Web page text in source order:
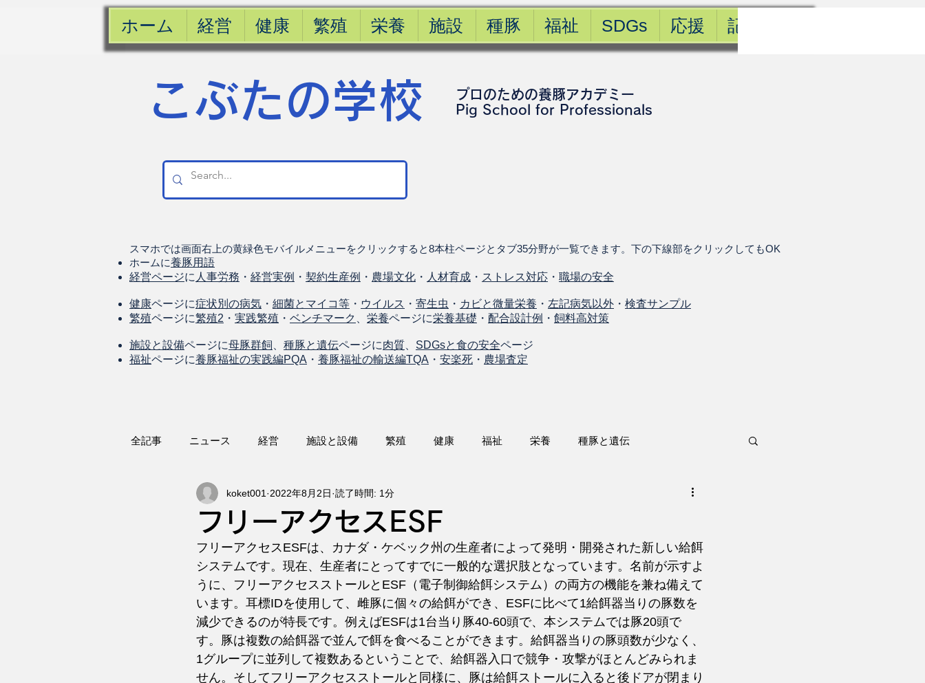
ホーム 経営 健康 繁殖 栄養 施設 種豚 福祉 SDGs 応援 記事一覧
​こぶたの学校
プロのための養豚アカデミー
​Pig School for Professionals
スマホでは画面右上の黄緑色モバイルメニューをクリックすると8本柱ページとタブ35分野が一覧できます。下の下線部をクリックしてもOK
ホームに養豚用語
経営ページに 人事労務 ・ 経営実例 ・ 契約生産例 ・ 農場文化 ・ 人材育成 ・ ストレス対応 ・ 職場の安全
健康ページに症状別の病気 ・ 細菌とマイコ等 ・ ウイルス ・ 寄生虫 ・ カビと微量栄養 ・ 左記病気以外 ・ 検査サンプル
繁殖ページに繁殖2 ・ 実践繁殖 ・ ベンチマーク 栄養ページに栄養基礎 ・ 配合設計例 ・ 飼料高対策
施設と設備ページに母豚群飼 種豚と遺伝ページに肉質 SDGsと食の安全ページ
福祉ページに養豚福祉の実践編PQA ・ 養豚福祉の輸送編TQA ・ 安楽死 ・ 農場査定
全記事 ニュース 経営 施設と設備 繁殖 健康 福祉 栄養 種豚と遺伝
フリーアクセスESF
koket001 2022年8月2日 読了時間: 1分
フリーアクセスESFは、カナダ・ケベック州の生産者によって発明・開発された新しい給餌
システムです。現在、生産者にとってすでに一般的な選択肢となっています。名前が示すよ
うに、フリーアクセスストールとESF（電子制御給餌システム）の両方の機能を兼ね備えて
います。耳標IDを使用して、雌豚に個々の給餌ができ、ESFに比べて1給餌器当りの豚数を
減少できるのが特長です。例えばESFは1台当り豚40-60頭で、本システムでは豚20頭で
す。豚は複数の給餌器で並んで餌を食べることができます。給餌器当りの豚頭数が少なく、
1グループに並列して複数あるということで、給餌器入口で競争・攻撃がほとんどみられま
せん。そしてフリーアクセスストールと同様に、豚は給餌ストールに入ると後ドアが閉まり